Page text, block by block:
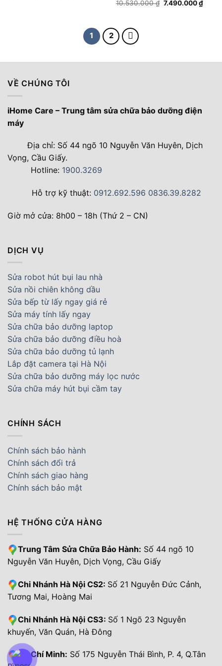
10.530.000₫ Giá
7.490.000₫Giá
hiện
1 2
VỀ CHÚNG TÔI
iHome Care – Trung tâm sửa chữa bảo dưỡng điện
máy
Địa chỉ: Số 44 ngõ 10 Nguyễn Văn Huyên, Dịch
Vọng, Cầu Giấy.
Hotline: 1900.3269
Hỗ trợ kỹ thuật: 0912.692.596 0836.39.8282
Giờ mở cửa: 8h00 – 18h (Thứ 2 – CN)
DỊCH VỤ
Sửa robot hút bụi lau nhà
Sửa nồi chiên không dầu
Sửa bếp từ lấy ngay giá rẻ
Sửa máy tính lấy ngay
Sửa chữa bảo dưỡng laptop
Sửa chữa bảo dưỡng điều hoà
Sửa chữa bảo dưỡng tủ lạnh
Lắp đặt camera tại Hà Nội
Sửa chữa bảo dưỡng máy lọc nước
Sửa chữa máy hút bụi cầm tay
CHÍNH SÁCH
Chính sách bảo hành
Chính sách đổi trả
Chính sách giao hàng
Chính sách bảo mật
HỆ THỐNG CỬA HÀNG
Trung Tâm Sửa Chữa Bảo Hành: Số 44 ngõ 10
Nguyễn Văn Huyên, Dịch Vọng, Cầu Giấy
Chi Nhánh Hà Nội CS2: Số 21 Nguyễn Đức Cảnh,
Tương Mai, Hoàng Mai
Chi Nhánh Hà Nội CS3: Số 1 Ngõ 23 Nguyễn
khuyến, Văn Quán, Hà Đông
Hồ Chí Minh: Số 175 Nguyễn Thái Bình, P. 4, Q.Tân